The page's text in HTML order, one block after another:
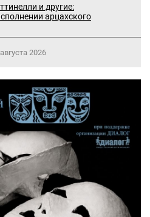
и другие:
арцахского
2026